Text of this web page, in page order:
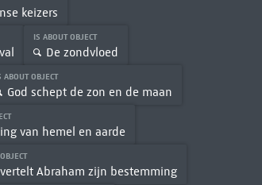
keizers
IS ABOUT OBJECT
De zondvloed
ABOUT OBJECT
God schept de zon en de maan
van hemel en aarde
vertelt Abraham zijn bestemming